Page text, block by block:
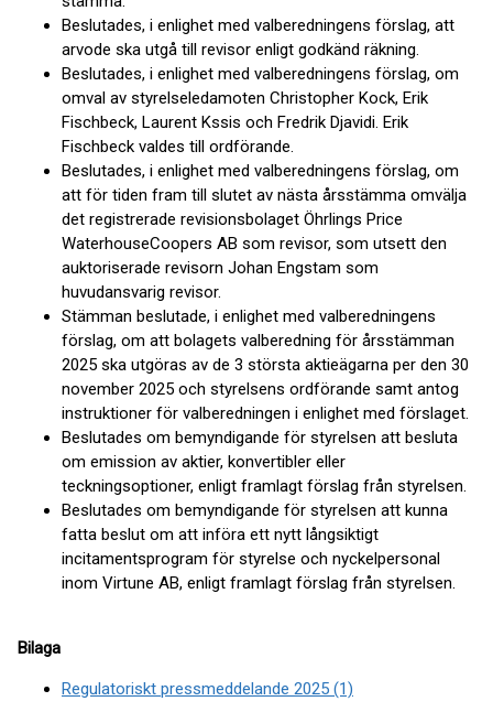
Beslutades, i enlighet med valberedningens förslag, att
arvode ska utgå till revisor enligt godkänd räkning.
Beslutades, i enlighet med valberedningens förslag, om
omval av styrelseledamoten Christopher Kock, Erik
Fischbeck, Laurent Kssis och Fredrik Djavidi. Erik
Fischbeck valdes till ordförande.
Beslutades, i enlighet med valberedningens förslag, om
att för tiden fram till slutet av nästa årsstämma omvälja
det registrerade revisionsbolaget Öhrlings Price
WaterhouseCoopers AB som revisor, som utsett den
auktoriserade revisorn Johan Engstam som
huvudansvarig revisor.
Stämman beslutade, i enlighet med valberedningens
förslag, om att bolagets valberedning för årsstämman
2025 ska utgöras av de 3 största aktieägarna per den 30
november 2025 och styrelsens ordförande samt antog
instruktioner för valberedningen i enlighet med förslaget.
Beslutades om bemyndigande för styrelsen att besluta
om emission av aktier, konvertibler eller
teckningsoptioner, enligt framlagt förslag från styrelsen.
Beslutades om bemyndigande för styrelsen att kunna
fatta beslut om att införa ett nytt långsiktigt
incitamentsprogram för styrelse och nyckelpersonal
inom Virtune AB, enligt framlagt förslag från styrelsen.
Bilaga
Regulatoriskt pressmeddelande 2025 (1)